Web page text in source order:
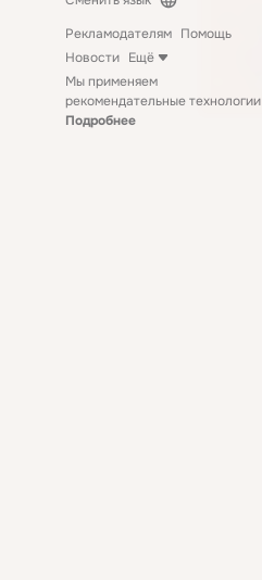
Рекламодателям Помощь
Новости Ещё
Мы применяем
рекомендательные технологии
Подробнее